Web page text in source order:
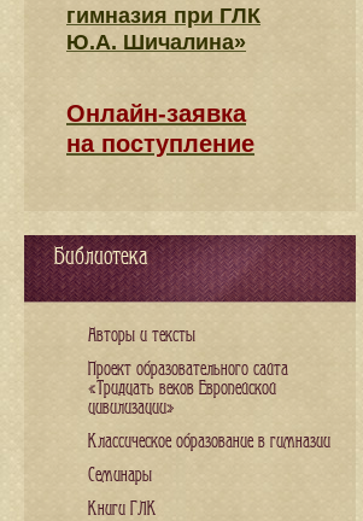
гимназия при ГЛК
Ю.А. Шичалина»
Онлайн-заявка
на поступление
Библиотека
Авторы и тексты
Проект образовательного сайта
«Тридцать веков Европейской
цивилизации»
Классическое образование в гимназии
Семинары
Книги ГЛК